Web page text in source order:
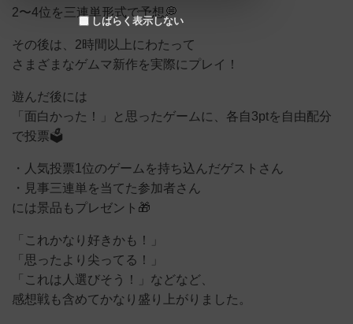
2〜4位を三連単形式で予想💭
その後は、2時間以上にわたって
さまざまなゲムマ新作を実際にプレイ！
遊んだ後には
「面白かった！」と思ったゲームに、各自3ptを自由配分
で投票🗳️
・人気投票1位のゲームを持ち込んだゲストさん
・見事三連単を当てた参加者さん
には景品もプレゼント🎁
「これかなり好きかも！」
「思ったより尖ってる！」
「これは人選びそう！」などなど、
感想戦も含めてかなり盛り上がりました。
しばらく表示しない